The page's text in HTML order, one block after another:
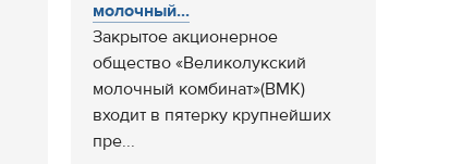
молочный...
Закрытое акционерное
общество «Великолукский
молочный комбинат»(ВМК)
входит в пятерку крупнейших
пре...